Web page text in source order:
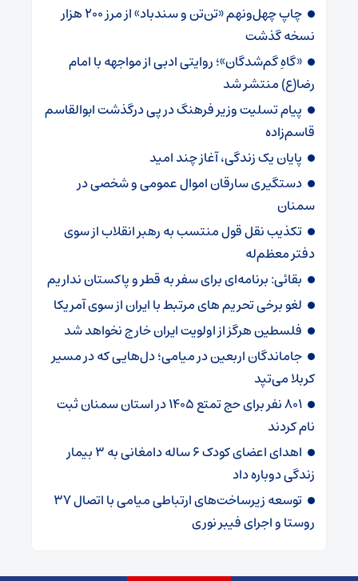
چاپ چهل‌ونهم «تن‌تن و سندباد» از مرز ۲۰۰ هزار
نسخه گذشت
«گاهِ گم‌شدگان»؛ روایتی ادبی از مواجهه با امام
رضا(ع) منتشر شد
پیام تسلیت وزیر فرهنگ در پی درگذشت ابوالقاسم
قاسم‌زاده
پایان یک زندگی، آغاز چند امید
دستگیری سارقان اموال عمومی و شخصی در
سمنان
تکذیب نقل قول منتسب به رهبر انقلاب از سوی
دفتر معظم‌له
بقائی: برنامه‌ای برای سفر به قطر و پاکستان نداریم
لغو برخی تحریم های مرتبط با ایران از سوی آمریکا
فلسطین هرگز از اولویت ایران خارج نخواهد شد
جاماندگان اربعین در میامی؛ دل‌هایی که در مسیر
کربلا می‌تپد
۸۰۱ نفر برای حج تمتع ۱۴۰۵ در استان سمنان ثبت
نام کردند
اهدای اعضای کودک ۶ ساله دامغانی به ۳ بیمار
زندگی دوباره داد
توسعه زیرساخت‌های ارتباطی میامی با اتصال ۳۷
روستا و اجرای فیبر نوری